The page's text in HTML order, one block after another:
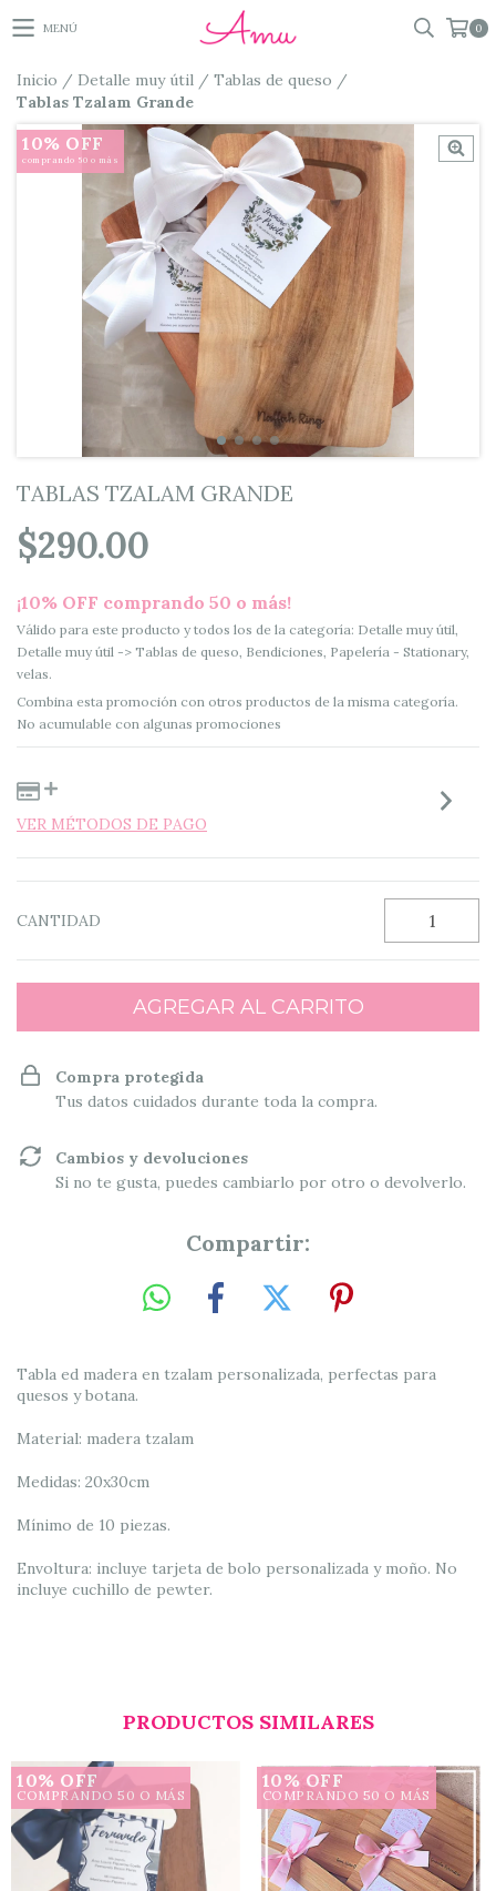
MENÚ 0
Inicio / Detalle muy útil / Tablas de queso /
Tablas Tzalam Grande
10% OFF
comprando 50 o más
TABLAS TZALAM GRANDE
$290.00
¡10% OFF comprando 50 o más!
Válido para este producto y todos los de la categoría: Detalle muy útil,
Detalle muy útil -> Tablas de queso, Bendiciones, Papelería - Stationary,
velas.
Combina esta promoción con otros productos de la misma categoría.
No acumulable con algunas promociones
VER MÉTODOS DE PAGO
CANTIDAD
Compra protegida
Tus datos cuidados durante toda la compra.
Cambios y devoluciones
Si no te gusta, puedes cambiarlo por otro o devolverlo.
Compartir:
Tabla ed madera en tzalam personalizada, perfectas para
quesos y botana.
Material: madera tzalam
Medidas: 20x30cm
Mínimo de 10 piezas.
Envoltura: incluye tarjeta de bolo personalizada y moño. No
incluye cuchillo de pewter.
PRODUCTOS SIMILARES
10% OFF
COMPRANDO 50 O MÁS
10% OFF
COMPRANDO 50 O MÁS